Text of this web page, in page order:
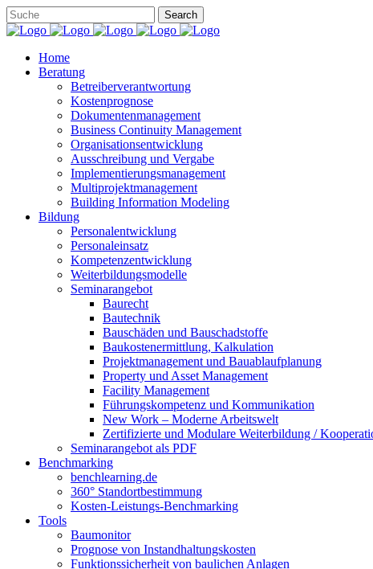
Home
Beratung
Betreiberverantwortung
Kostenprognose
Dokumentenmanagement
Business Continuity Management
Organisationsentwicklung
Ausschreibung und Vergabe
Implementierungsmanagement
Multiprojektmanagement
Building Information Modeling
Bildung
Personalentwicklung
Personaleinsatz
Kompetenzentwicklung
Weiterbildungsmodelle
Seminarangebot
Baurecht
Bautechnik
Bauschäden und Bauschadstoffe
Baukostenermittlung, Kalkulation
Projektmanagement und Bauablaufplanung
Property und Asset Management
Facility Management
Führungskompetenz und Kommunikation
New Work – Moderne Arbeitswelt
Zertifizierte und Modulare Weiterbildung /
Seminarangebot als PDF
Benchmarking
benchlearning.de
360° Standortbestimmung
Kosten-Leistungs-Benchmarking
Tools
Baumonitor
Prognose von Instandhaltungskosten
Funktionssicherheit von baulichen Anlagen